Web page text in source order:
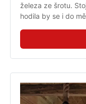
železa ze šrotu.
hodila by se i do